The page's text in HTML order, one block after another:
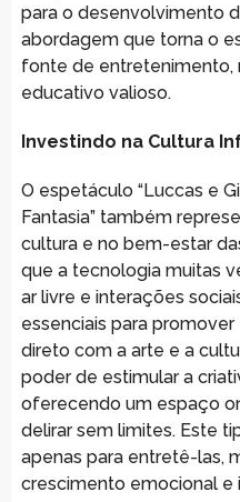
para o desenvolvimento
abordagem que torna o
fonte de entretenimento,
educativo valioso.
Investindo na Cultura
O espetáculo “Luccas e
Fantasia” também
cultura e no bem-estar
que a tecnologia muitas
ar livre e interações
essenciais para
direto com a arte e a
poder de estimular a
oferecendo um espaço
delirar sem limites. Este
apenas para entretê-las,
crescimento emocional e